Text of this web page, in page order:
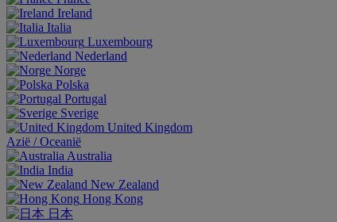
Ireland
Italia
Luxembourg
Nederland
Norge
Polska
Portugal
Sverige
United Kingdom
Aziё / Oceaniё
Australia
India
New Zealand
Hong Kong
日本